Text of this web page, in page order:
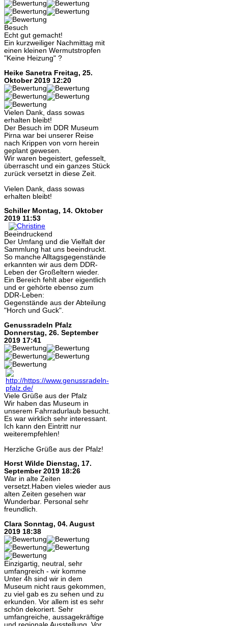
Besuch
Echt gut gemacht!
Ein kurzweiliger Nachmittag mit
einen kleinen Wermutstropfen
"Keine Heizung" ?
Heike Sanetra Freitag, 25.
Oktober 2019 12:20
Vielen Dank, dass sowas
erhalten bleibt!
Der Besuch im DDR Museum
Pirna war bei unserer Reise
nach Krippen von vorn herein
geplant gewesen.
Wir waren begeistert, gefesselt,
überrascht und ein ganzes Stück
zurück versetzt in diese Zeit.
Vielen Dank, dass sowas
erhalten bleibt!
Schiller Montag, 14. Oktober
2019 11:53
Beeindruckend
Der Umfang und die Vielfalt der
Sammlung hat uns beeindruckt.
So manche Alltagsgegenstände
erkannten wir aus dem DDR-
Leben der Großeltern wieder.
Ein Bereich fehlt aber eigentlich
und er gehörte ebenso zum
DDR-Leben:
Gegenstände aus der Abteilung
"Horch und Guck".
Genussradeln Pfalz
Donnerstag, 26. September
2019 17:41
Viele Grüße aus der Pfalz
Wir haben das Museum in
unserem Fahrradurlaub besucht.
Es war wirklich sehr interessant.
Ich kann den Eintritt nur
weiterempfehlen!
Herzliche Grüße aus der Pfalz!
Horst Wilde Dienstag, 17.
September 2019 18:26
War in alte Zeiten
versetzt.Haben vieles wieder aus
alten Zeiten gesehen war
Wunderbar. Personal sehr
freundlich.
Clara Sonntag, 04. August
2019 18:38
Einzigartig, neutral, sehr
umfangreich - wir komme
Unter 4h sind wir in dem
Museum nicht raus gekommen,
zu viel gab es zu sehen und zu
erkunden. Vor allem ist es sehr
schön dekoriert. Sehr
umfangreiche, aussagekräftige